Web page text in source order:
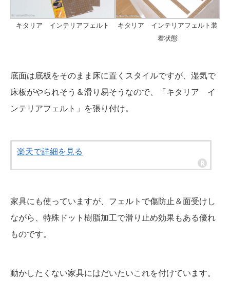
キタリア インテリアフェルト
キタリア インテリアフェルト装
着状態
底面は底板をそのまま床に置くスタイルですが、湿気で
床板がやられそう＆滑り易そうなので、「キタリア イ
ンテリアフェルト」を張り付け。
楽天で詳細を見る
家具にも使っていますが、フェルトで傷防止＆面受けし
ながら、特殊ドット樹脂加工で滑り止め効果もある優れ
ものです。
動かしたくない家具にはだいたいこれを付けています。